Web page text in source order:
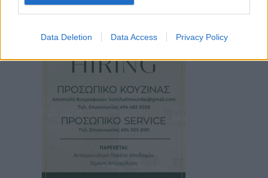
Data Deletion Data Access Privacy Policy